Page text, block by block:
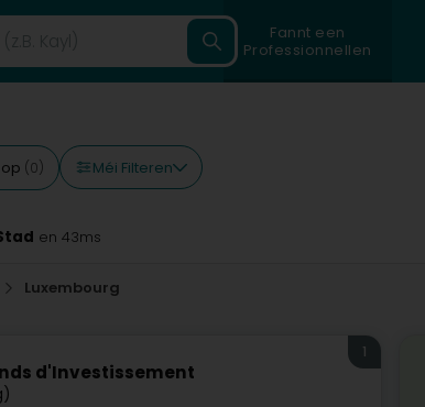
Fannt een
Professionnellen
(0) Méi Filteren
en 43ms
Luxembourg
d'Investissement
1